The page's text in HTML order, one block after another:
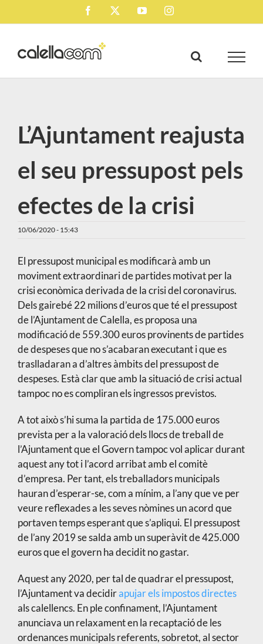
to
Facebook YouTubeInstagram
L’Ajuntament reajusta
el seu pressupost pels
efectes de la crisi
10/06/2020 - 15:43
El pressupost municipal es modificarà amb un
moviment extraordinari de partides motivat per la
crisi econòmica derivada de la crisi del coronavirus.
Dels gairebé 22 milions d’euros que té el pressupost
de l’Ajuntament de Calella, es proposa una
modificació de 559.300 euros provinents de partides
de despeses que no s’acabaran executant i que es
traslladaran a d’altres àmbits del pressupost de
despeses. Està clar que amb la situació de crisi actual
tampoc no es compliran els ingressos previstos.
A tot això s’hi suma la partida de 175.000 euros
prevista per a la valoració dels llocs de treball de
l’Ajuntament que el Govern tampoc vol aplicar durant
aquest any tot i l’acord arribat amb el comitè
d’empresa. Per tant, els treballadors municipals
hauran d’esperar-se, com a mínim, a l’any que ve per
veure reflexades a les seves nòmines un acord que
portaven temps esperant que s’apliqui. El pressupost
de l’any 2019 se salda amb un superàvit de 425.000
euros que el govern ha decidit no gastar.
Aquest any 2020, per tal de quadrar el pressupost,
l’Ajuntament va decidirapujar els impostos directes
als calellencs. En ple confinament, l’Ajuntament
anunciava un relaxament en la recaptació de les
ordenances municipals referents, sobretot, al sector